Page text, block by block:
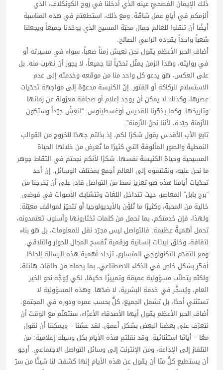
ذلك الإيمان الفصحيّ عينه الذي أدخلنا في روح الكونكلاف، الذي
ألزمكم في أيامٍ عمل شاقّة. ومع ذلك، استطعتم في هذه المناسبة
أيضًا أن تنقلوا للعالم جمال محبّة المسيح الذي يوحّدنا جميعاً ويجعلنا
شعباً واحداً يقوده الراعي الصالح.
أضاف الحبر الأعظم يقول نحن نعيش زمناً صعباً، سواء في مسيرته أو
في روايته، وهذا الزمن يمثّل تحدّياً لنا جميعاً، لا يجوز أن نهرب منه. بل
على العكس، هو يدعو كل واحد منا من موقعه وخدمته إلى عدم
الاستسلام للركاكة أو الفتور. إنّ الكنيسة مدعوّة إلى مواجهة تحدّيات
عصرها، وكذلك لا يمكن أن يوجد إعلام أو صحافة معزولة عن زمانها
وتاريخها. وكما يذكّرنا القديس أوغسطينوس: “لنعِشْ جيّداً وستكون
الأزمنة جيّدة، لأننا نحنُ الأزمنة”.
تابع الأب الأقدس يقول شكرًا لكم، إذ بذلتم جهدًا للخروج من القوالب
النمطية والصور المألوفة التي كثيرًا ما تُعرض من خلالها الحياة
المسيحية وحياة الكنيسة نفسها. شكرًا لأنكم نجحتم في التقاط جوهر
ما نحن عليه، ونقلتموه إلى العالم أجمع بمختلف الوسائل. إن أحد
تحدّيات أيامنا هذه هو تعزيز نمط من التواصل قادر على أن يُخرجنا من
“برج بابل” المعاصر، حيث تتداخل اللغات وتتشابك الأصوات في فوضى
خالية من المحبة، وكثيرًا ما تُلوَّن بالأيديولوجيا أو تتحيّز لمواقف معيّنة.
ولهذا، فإن خدمتكم، بما تحمل من كلمات تختارونها وأسلوب تعتمدونه،
تحمل أهميةً عظيمة. فالتواصل ليس مجرّد نقل للمعلومات، بل هو بناء
لثقافة، وخلق لبيئات إنسانية ورقمية تُفسح المجال للحوار والتلاقي.
ومع التقدّم التكنولوجي المتسارع، تزداد أهمية هذه الرسالة إلحاحًا.
أفكّر بشكل خاص في الذكاء الاصطناعي، بما يحمله من طاقات هائلة،
ولكنّه يتطلّب مسؤولية عميقة وتمييزًا حكيمًا، لكي يُوجَّه نحو الخير
العام، ويُسخَّر في خدمة البشرية، لا ضدّها. وهذه المسؤولية لا
تستثني أحدًا، بل تشمل الجميع، كلٌّ بحسب عمره ودوره في المجتمع.
أضاف الحبر الأعظم يقول أيها الأصدقاء الأعزّاء، سنتعلّم مع الوقت أن
نتعرّف على بعضنا البعض بشكل أعمق. لقد عشنا – ويمكننا أن نقول
معًا – أيامًا استثنائية. وقد نقلتم هذه الأيام بكل وسيلة إعلامية: من
التلفاز إلى الإذاعة، ومن الإنترنت إلى وسائل التواصل الاجتماعي. أرجو
أن يستطيع كلٌّ منّا أن يقول عن هذه الأيام إنها كشفت لنا شيئًا من سرّ